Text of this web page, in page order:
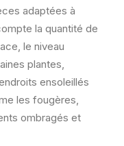
adaptées à
la quantité de
le niveau
plantes,
ensoleillés
les fougères,
ombragés et